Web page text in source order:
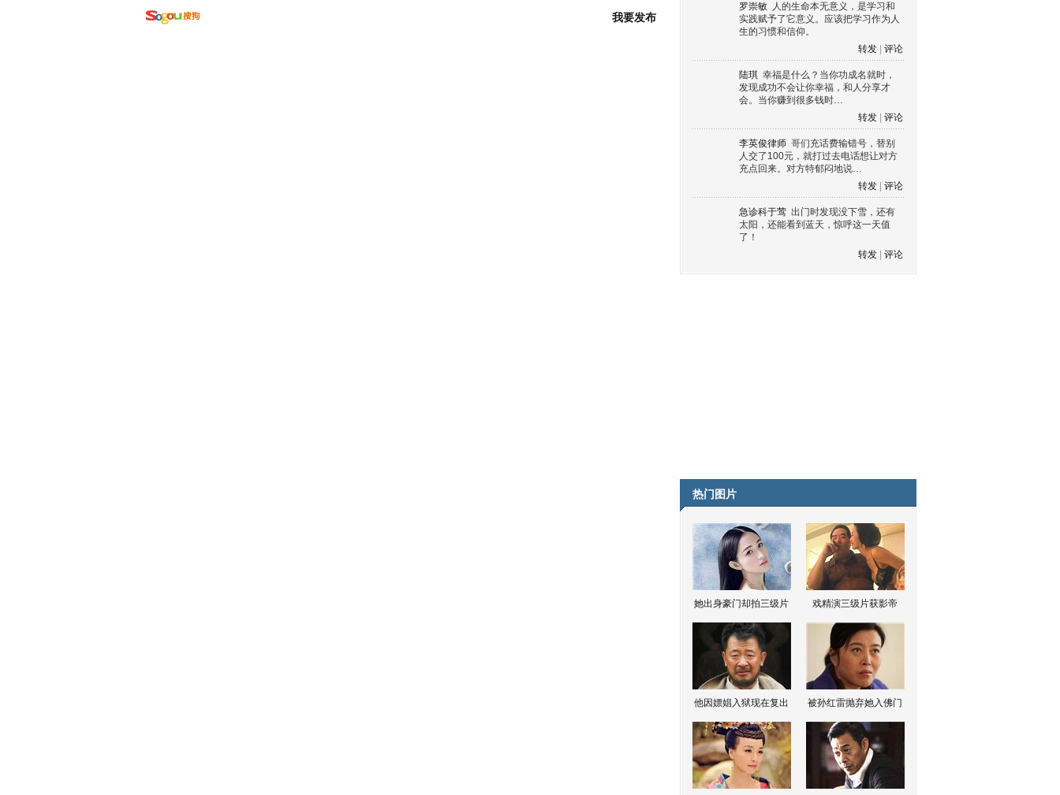
我要发布
罗崇敏 人的生命本无意义，是学习和
实践赋予了它意义。应该把学习作为人
生的习惯和信仰。
转发
评论
陆琪 幸福是什么？当你功成名就时，
发现成功不会让你幸福，和人分享才
会。当你赚到很多钱时…
转发
评论
李英俊律师 哥们充话费输错号，替别
人交了100元，就打过去电话想让对方
充点回来。对方特郁闷地说…
转发
评论
急诊科于莺 出门时发现没下雪，还有
太阳，还能看到蓝天，惊呼这一天值
了！
转发
评论
热门图片
她出身豪门却拍三级片 戏精演三级片获影帝
他因嫖娼入狱现在复出 被孙红雷抛弃她入佛门